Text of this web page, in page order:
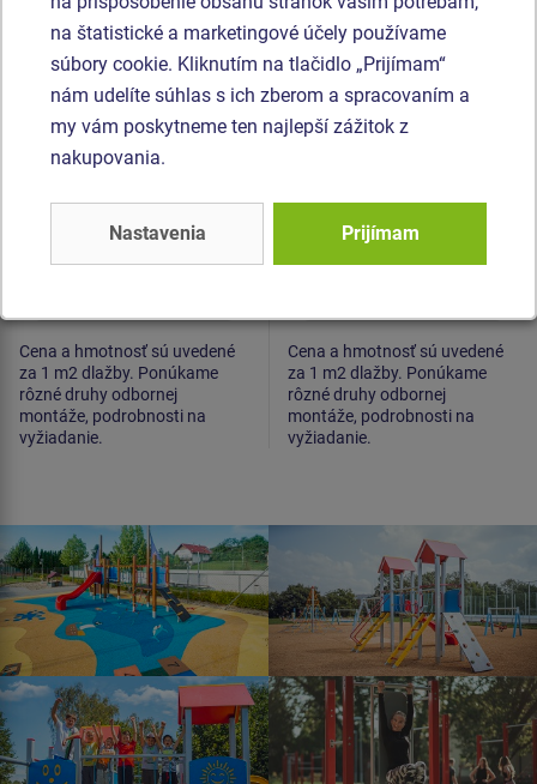
Gumená dlažba
500x500x25 mm
(raster 15 mm, zelená)
Cena a hmotnosť sú uvedené
za 1 m2 dlažby. Ponúkame
rôzné druhy odbornej
montáže, podrobnosti na
vyžiadanie.
Gumená dlažba
1000x1000x30 mm
(raster 15 mm, čierna)
Cena a hmotnosť sú uvedené
za 1 m2 dlažby. Ponúkame
rôzné druhy odbornej
montáže, podrobnosti na
vyžiadanie.
na štatistické a marketingové účely používame
súbory cookie. Kliknutím na tlačidlo „Prijímam“
nám udelíte súhlas s ich zberom a spracovaním a
my vám poskytneme ten najlepší zážitok z
nakupovania.
Nastavenia Prijímam